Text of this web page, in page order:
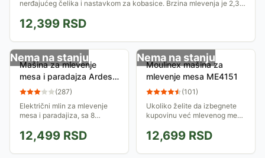
nerđajućeg čelika i nastavkom za kobasice. Brzina mlevenja je 2,3
12,399 RSD
Nema na stanju
Mašina za mlevenje
mesa i paradajza Ardes
AR7450R(287)
Električni mlin za mlevenje
mesa i paradajiza, sa 8
mlevenje i 500W snažnim
motorom...
12,499 RSD
Nema na stanju
Moulinex mašina za
mlevenje mesa ME4151
(101)
Ukoliko želite da izbegnete
kupovinu već mlevenog mesa
meso je idealan proizvod za
vas. Sadži sve što vam je
potrebno da...
12,699 RSD